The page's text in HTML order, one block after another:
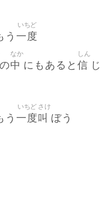
う 一度
いちど
の中
なか
にもあると 信
しん
じ
う 一度
いちど
叫
さけ
ぼう